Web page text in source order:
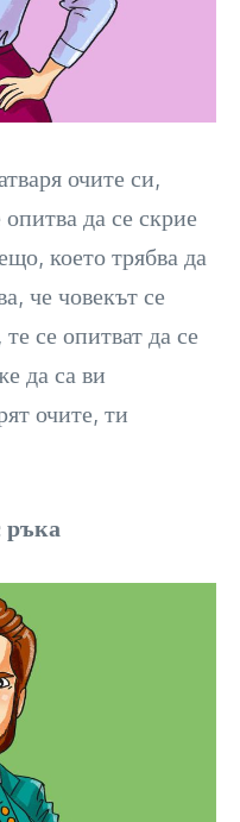
очите си,
да се скрие
което трябва да
че човекът се
се опитват да се
да са ви
очите, ти
ръка